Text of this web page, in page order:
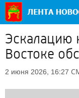
Эскалацию
Востоке
2 июня 2026, 16:27